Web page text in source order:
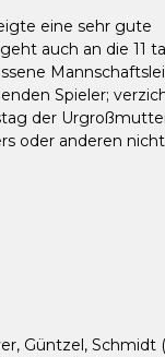
eine sehr gute
auch an die 11
Spieler;
der
oder anderen nicht
Güntzel, Schmidt